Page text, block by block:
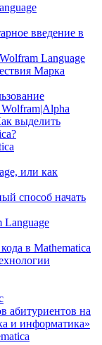
введение в
Language
Марка
Wolfram|Alpha
выделить
или как
способ начать
в Mathematica
абитуриентов на
и информатика»